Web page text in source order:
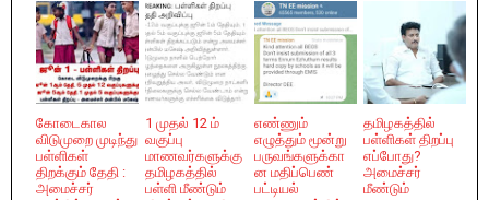
கோடைகால
விடுமுறை முடிந்து
பள்ளிகள்
திறக்கும் தேதி :
அமைச்சர்
1 முதல் 12 ம்
வகுப்பு
மாணவர்களுக்கு
தமிழகத்தில்
பள்ளி மீண்டும்
எண்ணும்
எழுத்தும் மூன்று
பருவங்களுக்கா
ன மதிப்பெண்
பட்டியல்
தமிழகத்தில்
பள்ளிகள் திறப்பு
எப்போது?
அமைச்சர்
மீண்டும்